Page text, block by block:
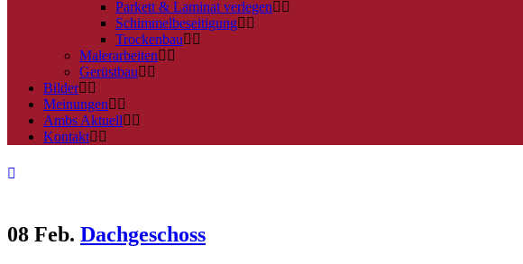
Parkett & Laminat verlegen
Schimmelbeseitigung
Trockenbau
Malerarbeiten
Gerüstbau
Bilder
Meinungen
Ambs Aktuell
Kontakt
08 Feb. Dachgeschoss